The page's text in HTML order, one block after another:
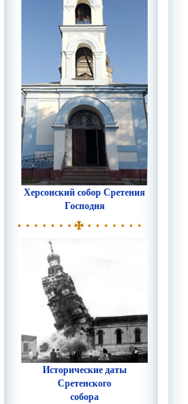
Херсонский собор Сретения
Господня
Исторические даты
Сретенского
собора